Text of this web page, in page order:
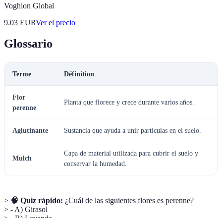
Voghion Global
9.03 EURVer el precio
Glossario
Terme Définition
Flor
perenne
Planta que florece y crece durante varios años.
Aglutinante Sustancia que ayuda a unir partículas en el suelo.
Mulch
Capa de material utilizada para cubrir el suelo y
conservar la humedad.
> 🧠 Quiz rápido: ¿Cuál de las siguientes flores es perenne?
> - A) Girasol